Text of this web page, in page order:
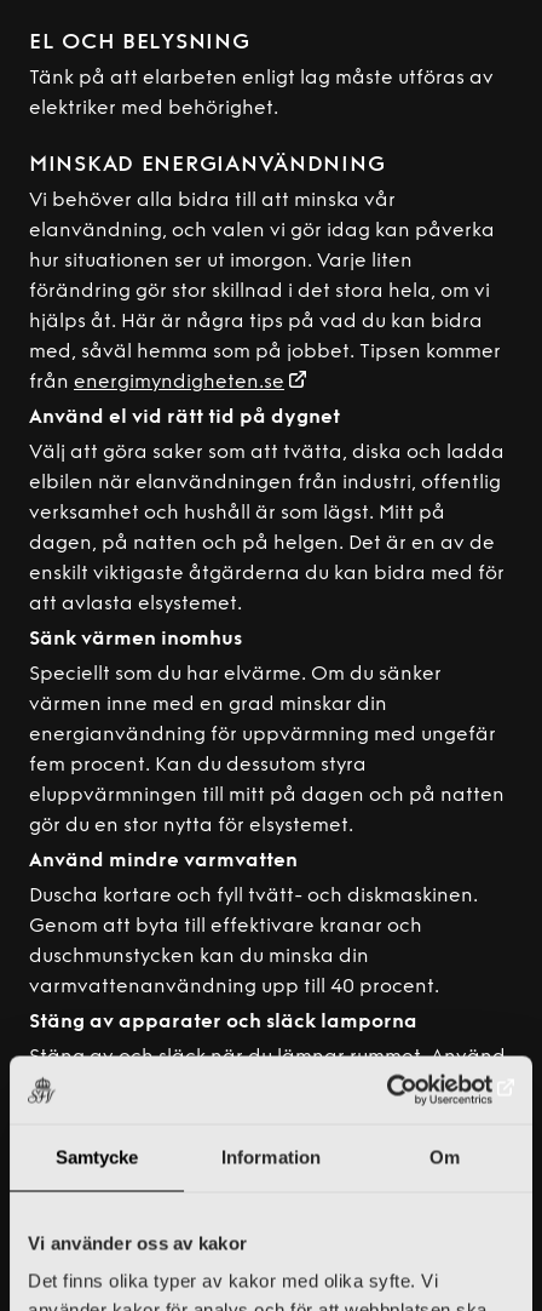
Samtycke Information Om
Vi använder oss av kakor
Det finns olika typer av kakor med olika syfte. Vi
EL OCH BELYSNING
Tänk på att elarbeten enligt lag måste utföras av
elektriker med behörighet.
MINSKAD ENERGIANVÄNDNING
Vi behöver alla bidra till att minska vår
elanvändning, och valen vi gör idag kan påverka
hur situationen ser ut imorgon. Varje liten
förändring gör stor skillnad i det stora hela, om vi
hjälps åt. Här är några tips på vad du kan bidra
med, såväl hemma som på jobbet. Tipsen kommer
från energimyndigheten.se
Använd el vid rätt tid på dygnet
Välj att göra saker som att tvätta, diska och ladda
elbilen när elanvändningen från industri, offentlig
verksamhet och hushåll är som lägst. Mitt på
dagen, på natten och på helgen. Det är en av de
enskilt viktigaste åtgärderna du kan bidra med för
att avlasta elsystemet.
Sänk värmen inomhus
Speciellt som du har elvärme. Om du sänker
värmen inne med en grad minskar din
energianvändning för uppvärmning med ungefär
fem procent. Kan du dessutom styra
eluppvärmningen till mitt på dagen och på natten
gör du en stor nytta för elsystemet.
Använd mindre varmvatten
Duscha kortare och fyll tvätt- och diskmaskinen.
Genom att byta till effektivare kranar och
duschmunstycken kan du minska din
varmvattenanvändning upp till 40 procent.
Stäng av apparater och släck lamporna
Stäng av och släck när du lämnar rummet. Använd
LED-lampor, de drar fyra till fem gånger mindre el
Tänk efter vad du använder el till
Undvik det som drar mycket el och som du kanske
och torktumlare. Om du måste ha golvvärme på, se
till att den är på samma temperatur som resten av